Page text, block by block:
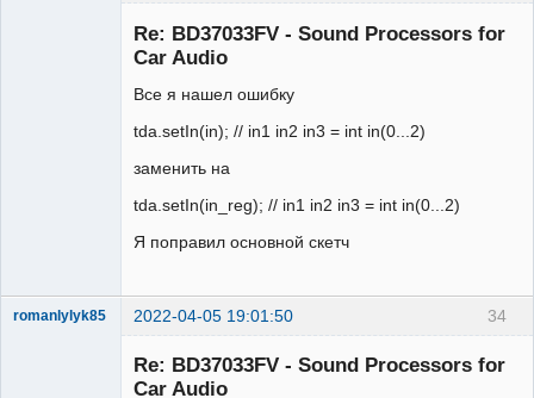
Re: BD37033FV - Sound Processors for
Car Audio
Все я нашел ошибку
tda.setIn(in); // in1 in2 in3 = int in(0...2)
заменить на
tda.setIn(in_reg); // in1 in2 in3 = int in(0...2)
Я поправил основной скетч
34
romanlylyk85 2022-04-05 19:01:50
Re: BD37033FV - Sound Processors for
Car Audio